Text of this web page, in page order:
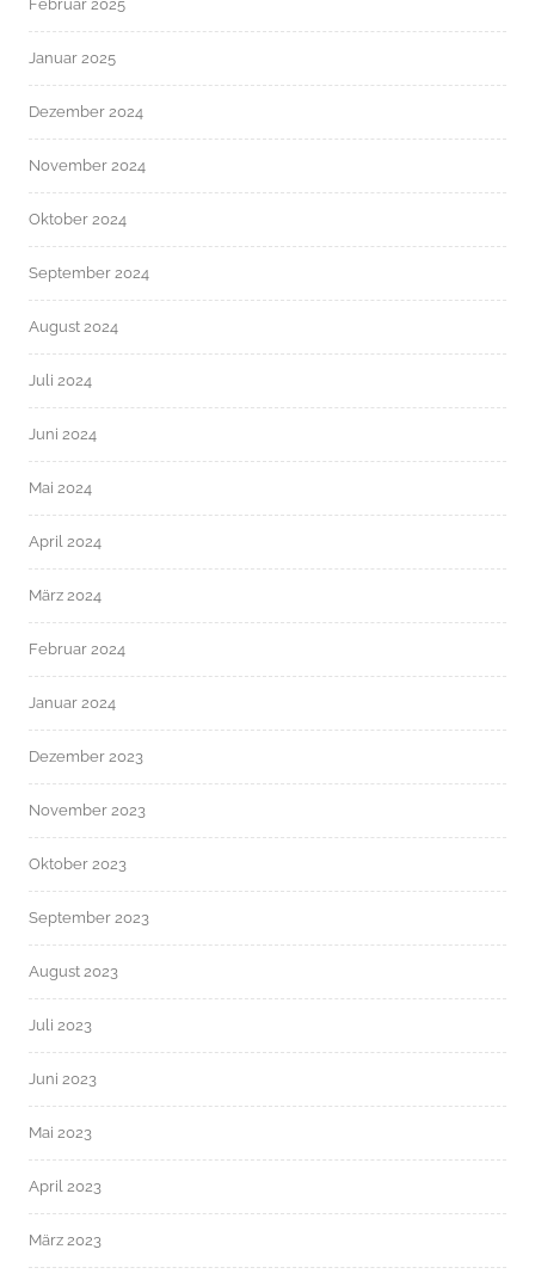
Februar 2025
Januar 2025
Dezember 2024
November 2024
Oktober 2024
September 2024
August 2024
Juli 2024
Juni 2024
Mai 2024
April 2024
März 2024
Februar 2024
Januar 2024
Dezember 2023
November 2023
Oktober 2023
September 2023
August 2023
Juli 2023
Juni 2023
Mai 2023
April 2023
März 2023